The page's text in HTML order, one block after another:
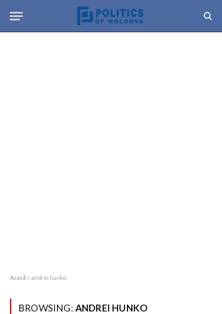
Acasă » andrei hunko
BROWSING: ANDREI HUNKO